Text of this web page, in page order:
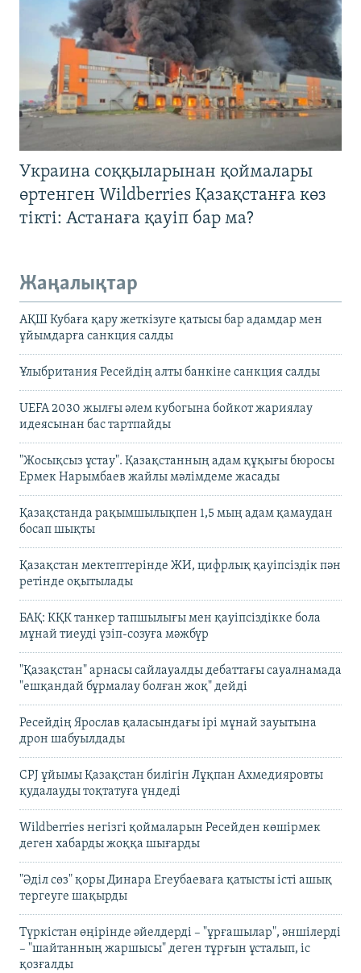
Украина соққыларынан қоймалары
өртенген Wildberries Қазақстанға көз
тікті: Астанаға қауіп бар ма?
Жаңалықтар
АҚШ Кубаға қару жеткізуге қатысы бар адамдар мен
ұйымдарға санкция салды
Ұлыбритания Ресейдің алты банкіне санкция салды
UEFA 2030 жылғы әлем кубогына бойкот жариялау
идеясынан бас тартпайды
"Жосықсыз ұстау". Қазақстанның адам құқығы бюросы
Ермек Нарымбаев жайлы мәлімдеме жасады
Қазақстанда рақымшылықпен 1,5 мың адам қамаудан
босап шықты
Қазақстан мектептерінде ЖИ, цифрлық қауіпсіздік пән
ретінде оқытылады
БАҚ: КҚК танкер тапшылығы мен қауіпсіздікке бола
мұнай тиеуді үзіп-созуға мәжбүр
"Қазақстан" арнасы сайлауалды дебаттағы сауалнамада
"ешқандай бұрмалау болған жоқ" дейді
Ресейдің Ярослав қаласындағы ірі мұнай зауытына
дрон шабуылдады
CPJ ұйымы Қазақстан билігін Лұқпан Ахмедияровты
қудалауды тоқтатуға үндеді
Wildberries негізгі қоймаларын Ресейден көшірмек
деген хабарды жоққа шығарды
"Әділ сөз" қоры Динара Егеубаеваға қатысты істі ашық
тергеуге шақырды
Түркістан өңірінде әйелдерді – "ұрғашылар", әншілерді
– "шайтанның жаршысы" деген тұрғын ұсталып, іс
қозғалды